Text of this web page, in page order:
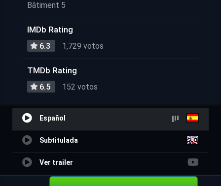
Bâtiment 5
IMDb Rating
6.3 1,729 votos
TMDb Rating
6.5 152 votos
Español
Subtitulada
Ver trailer